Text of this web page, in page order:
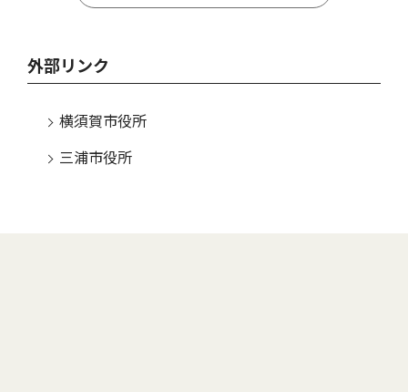
外部リンク
横須賀市役所
三浦市役所